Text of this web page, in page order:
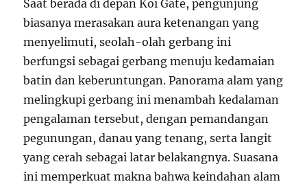
Saat berada di depan Koi Gate, pengunjung
biasanya merasakan aura ketenangan yang
menyelimuti, seolah-olah gerbang ini
berfungsi sebagai gerbang menuju kedamaian
batin dan keberuntungan. Panorama alam yang
melingkupi gerbang ini menambah kedalaman
pengalaman tersebut, dengan pemandangan
pegunungan, danau yang tenang, serta langit
yang cerah sebagai latar belakangnya. Suasana
ini memperkuat makna bahwa keindahan alam